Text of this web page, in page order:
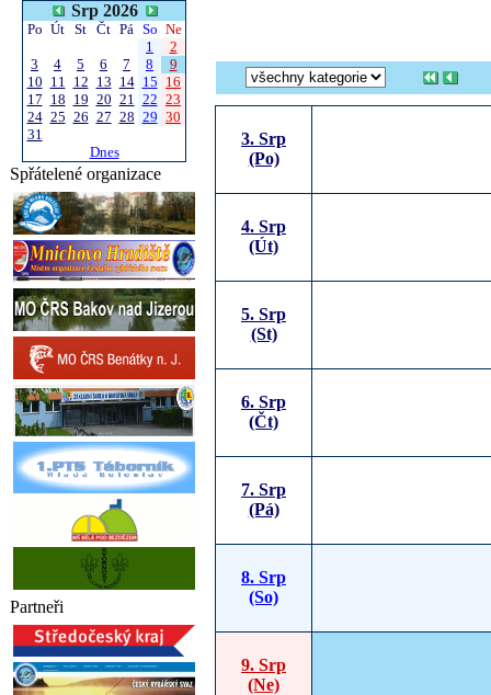
Srp 2026
Po Út St Čt Pá So Ne
1
2
3
4 5 6 7 8
9
10 11 12 13 14 15 16
17 18 19 20 21 22 23
24 25 26 27 28 29 30
31
Dnes
Spřátelené organizace
Partneři
3. Srp
(Po)
4. Srp
(Út)
5. Srp
(St)
6. Srp
(Čt)
7. Srp
(Pá)
8. Srp
(So)
9. Srp
(Ne)